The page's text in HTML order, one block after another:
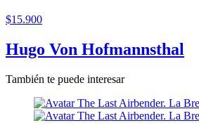
$15.900
Hugo Von Hofmannsthal
También te puede interesar